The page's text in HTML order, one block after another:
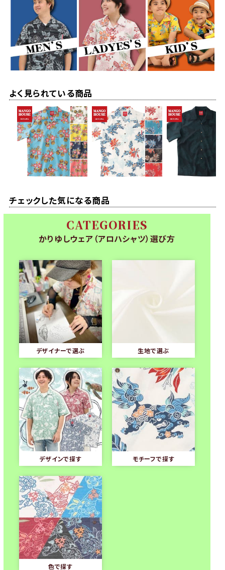
よく見られている商品
チェックした気になる商品
CATEGORIES
かりゆしウェア（アロハシャツ）選び方
デザイナーで選ぶ 生地で選ぶ
デザインで探す モチーフで探す
色で探す